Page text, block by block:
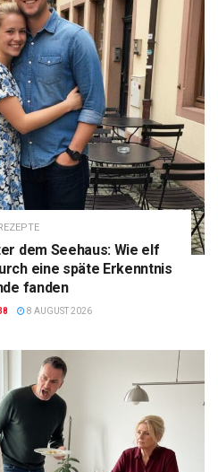
dem Seehaus: Wie elf
eine späte Erkenntnis
fanden
8 AUGUST 2026